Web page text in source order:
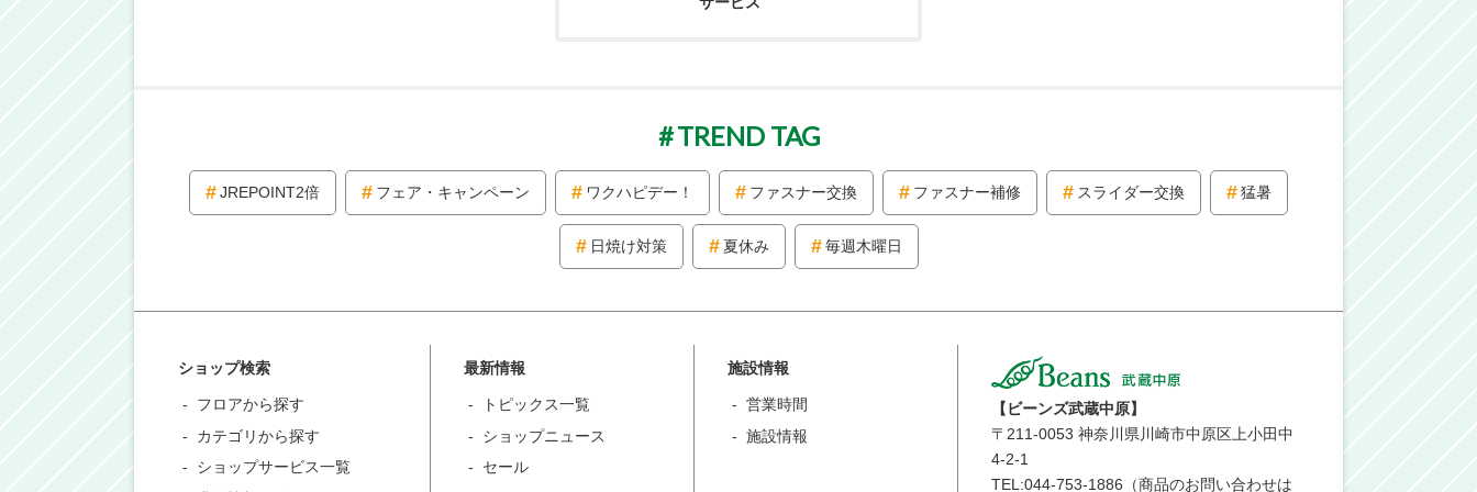
TREND TAG
JREPOINT2倍 フェア・キャンペーン ワクハピデー！ ファスナー交換 ファスナー補修 スライダー交換 猛暑
日焼け対策 夏休み 毎週木曜日
ショップ検索
フロアから探す
カテゴリから探す
ショップサービス一覧
最新情報
トピックス一覧
ショップニュース
セール
施設情報
営業時間
施設情報
【ビーンズ武蔵中原】
〒 211-0053 神奈川県川崎市中原区上小田中
4-2-1
TEL:044-753-1886（商品のお問い合わせは